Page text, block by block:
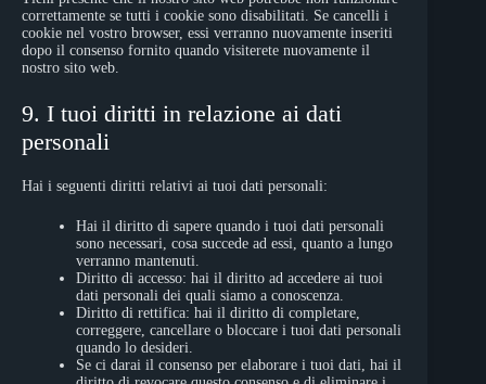
correttamente se tutti i cookie sono disabilitati. Se cancelli i
cookie nel vostro browser, essi verranno nuovamente inseriti
dopo il consenso fornito quando visiterete nuovamente il
nostro sito web.
9. I tuoi diritti in relazione ai dati
personali
Hai i seguenti diritti relativi ai tuoi dati personali:
Hai il diritto di sapere quando i tuoi dati personali
sono necessari, cosa succede ad essi, quanto a lungo
verranno mantenuti.
Diritto di accesso: hai il diritto ad accedere ai tuoi
dati personali dei quali siamo a conoscenza.
Diritto di rettifica: hai il diritto di completare,
correggere, cancellare o bloccare i tuoi dati personali
quando lo desideri.
Se ci darai il consenso per elaborare i tuoi dati, hai il